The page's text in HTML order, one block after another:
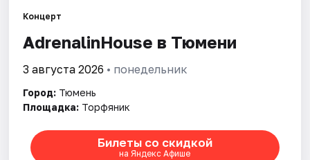
Города
Площадки
Артисты
Рейтинги
Концерт
AdrenalinHouse в Тюмени
3 августа 2026 • понедельник
Город: Тюмень
Площадка: Торфяник
Билеты со скидкой
на Яндекс Афише